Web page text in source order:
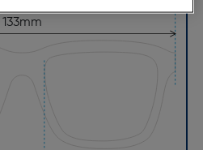
133mm